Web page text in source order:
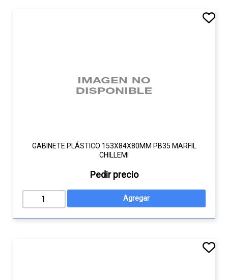
GABINETE PLÁSTICO 153X84X80MM PB35 MARFIL
CHILLEMI
Pedir precio